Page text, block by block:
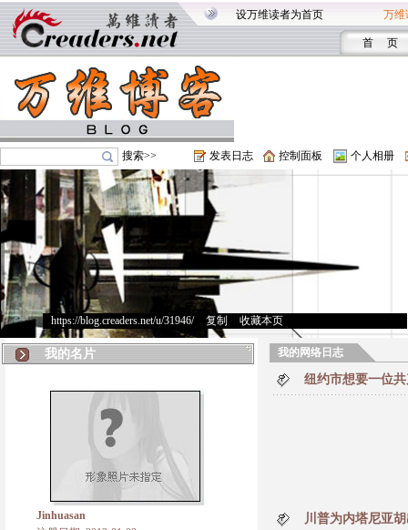
设万维读者为首页 万维
首 页
搜索>> 发表日志 控制面板 个人相册
https://blog.creaders.net/u/31946/> 复制 收藏本页
我的名片
Jinhuasan
我的网络日志
纽约市想要一位
川普为内塔尼亚